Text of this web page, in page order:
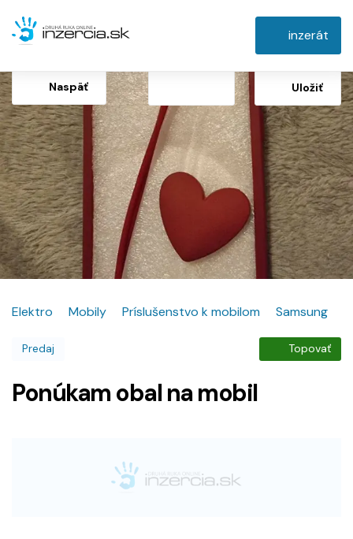
inzerát
Naspäť Uložiť
Elektro Mobily Príslušenstvo k mobilom Samsung
Predaj Topovať
Ponúkam obal na mobil